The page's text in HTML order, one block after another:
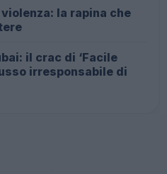
la rapina che
il crac di ‘Facile
irresponsabile di